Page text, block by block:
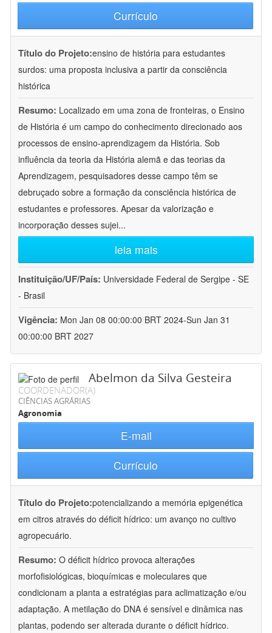
Currículo
Título do Projeto:ensino de história para estudantes
surdos: uma proposta inclusiva a partir da consciência
histórica
Resumo: Localizado em uma zona de fronteiras, o Ensino
de História é um campo do conhecimento direcionado aos
processos de ensino-aprendizagem da História. Sob
influência da teoria da História alemã e das teorias da
Aprendizagem, pesquisadores desse campo têm se
debruçado sobre a formação da consciência histórica de
estudantes e professores. Apesar da valorização e
incorporação desses sujei...
leia mais
Instituição/UF/País: Universidade Federal de Sergipe - SE
- Brasil
Vigência: Mon Jan 08 00:00:00 BRT 2024-Sun Jan 31
00:00:00 BRT 2027
Abelmon da Silva Gesteira
COORDENADOR(A)
CIÊNCIAS AGRÁRIAS
Agronomia
E-mail
Currículo
Título do Projeto:potencializando a memória epigenética
em citros através do déficit hídrico: um avanço no cultivo
agropecuário.
Resumo: O déficit hídrico provoca alterações
morfofisiológicas, bioquímicas e moleculares que
condicionam a planta a estratégias para aclimatização e/ou
adaptação. A metilação do DNA é sensível e dinâmica nas
plantas, podendo ser alterada durante o déficit hídrico.